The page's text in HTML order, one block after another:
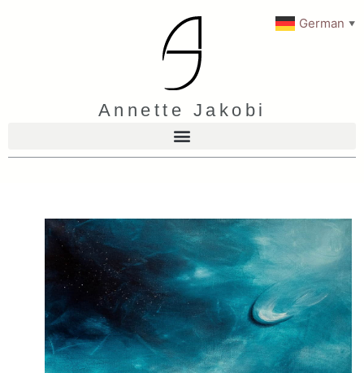
Annette Jakobi
Alle
Kunstwerke
Wandlung
Traumwelten
German ▼